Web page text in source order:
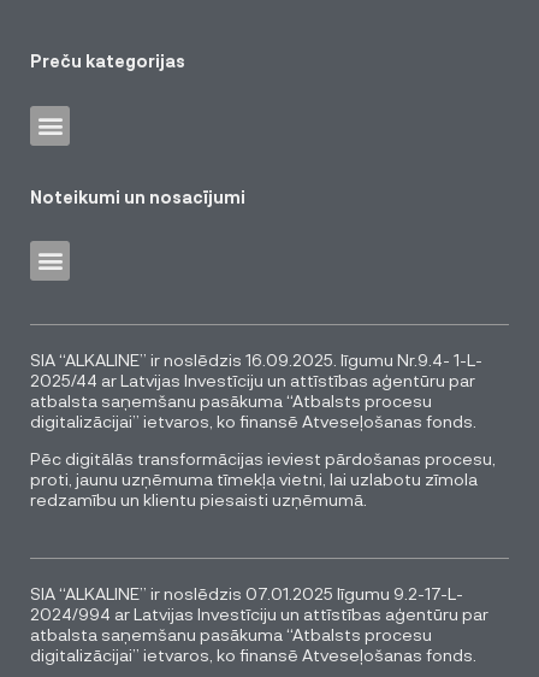
Preču kategorijas
Noteikumi un nosacījumi
SIA “ALKALINE” ir noslēdzis 16.09.2025. līgumu Nr.9.4- 1-L-
2025/44 ar Latvijas Investīciju un attīstības aģentūru par
atbalsta saņemšanu pasākuma “Atbalsts procesu
digitalizācijai” ietvaros, ko finansē Atveseļošanas fonds.
Pēc digitālās transformācijas ieviest pārdošanas procesu,
proti, jaunu uzņēmuma tīmekļa vietni, lai uzlabotu zīmola
redzamību un klientu piesaisti uzņēmumā.
SIA “ALKALINE” ir noslēdzis 07.01.2025 līgumu 9.2-17-L-
2024/994 ar Latvijas Investīciju un attīstības aģentūru par
atbalsta saņemšanu pasākuma “Atbalsts procesu
digitalizācijai” ietvaros, ko finansē Atveseļošanas fonds.